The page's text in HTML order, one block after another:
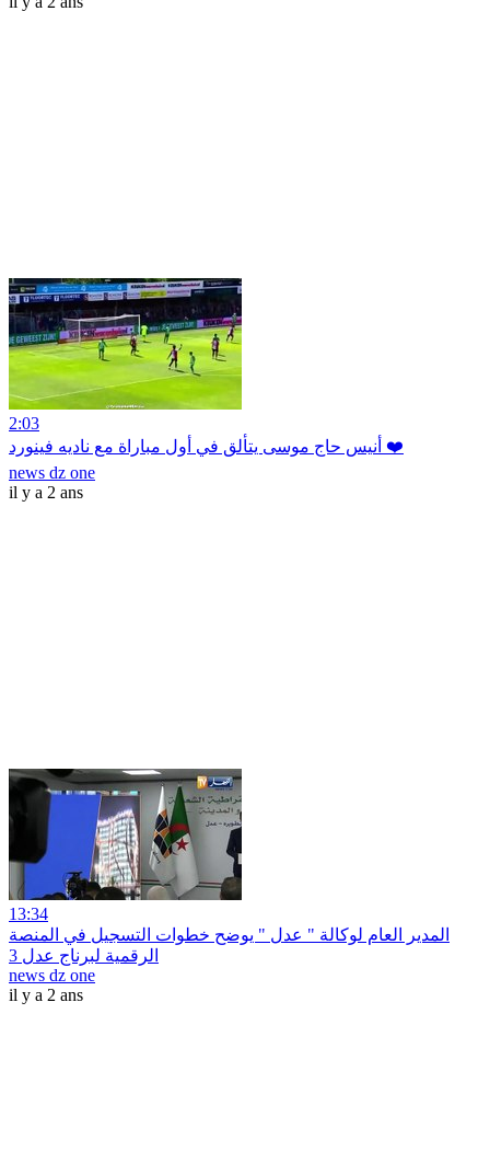
2:03
أنيس حاج موسى يتألق في أول مباراة مع ناديه فينورد ❤️
news dz one
il y a 2 ans
13:34
المدير العام لوكالة " عدل " يوضح خطوات التسجيل في المنصة
الرقمية لبرناج عدل 3
news dz one
il y a 2 ans